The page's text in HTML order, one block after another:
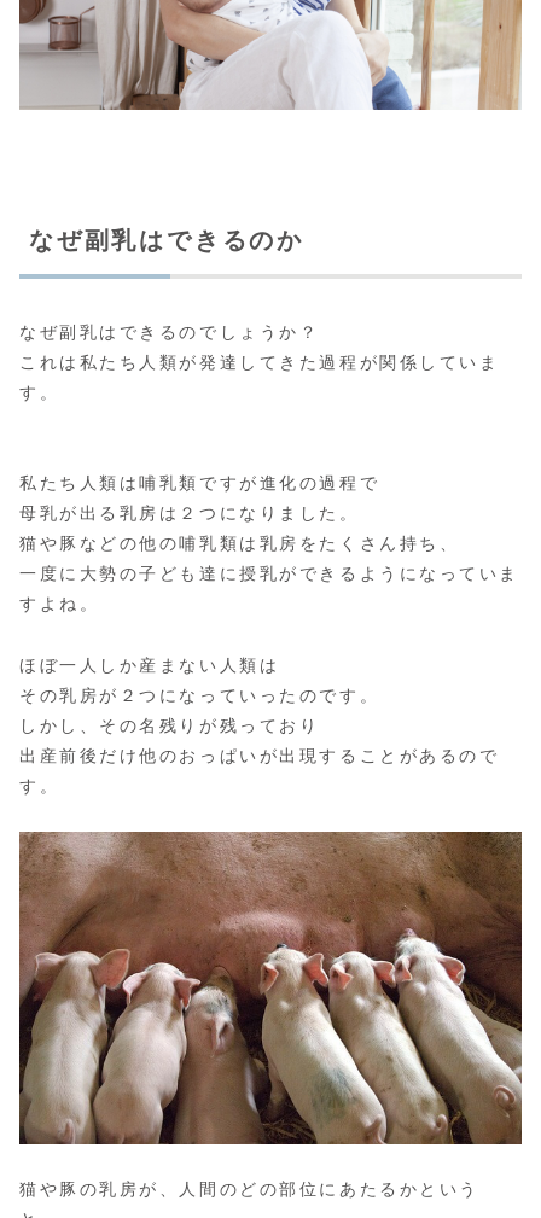
なぜ副乳はできるのか
なぜ副乳はできるのでしょうか？
これは私たち人類が発達してきた過程が関係していま
す。
私たち人類は哺乳類ですが進化の過程で
母乳が出る乳房は２つになりました。
猫や豚などの他の哺乳類は乳房をたくさん持ち、
一度に大勢の子ども達に授乳ができるようになっていま
すよね。
ほぼ一人しか産まない人類は
その乳房が２つになっていったのです。
しかし、その名残りが残っており
出産前後だけ他のおっぱいが出現することがあるので
す。
猫や豚の乳房が、人間のどの部位にあたるかという